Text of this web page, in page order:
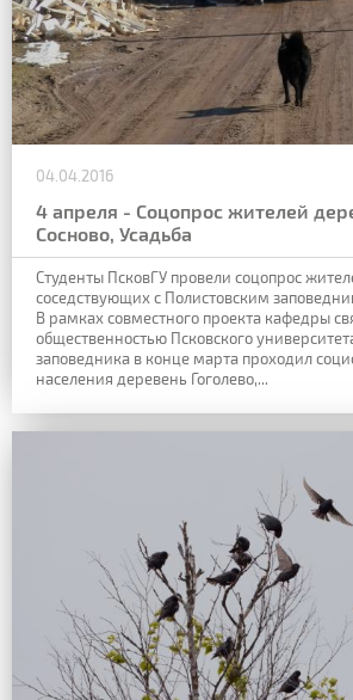
04.04.2016
4 апреля - Соцопрос жителей
Сосново, Усадьба
Студенты ПсковГУ провели соцопрос
соседствующих с Полистовским
В рамках совместного проекта кафедры
общественностью Псковского
заповедника в конце марта проходил
населения деревень Гоголево,...